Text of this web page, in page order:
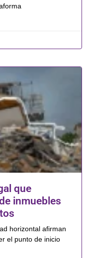
que
inmuebles
horizontal afirman
el punto de inicio